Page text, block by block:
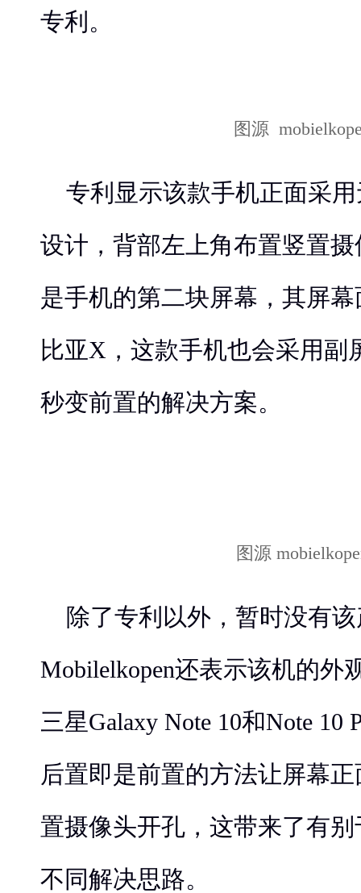
专利。
图源
专利显示该款手机正面采
设计，背部左上角布置竖置
是手机的第二块屏幕，其屏
比亚X，这款手机也会采用副
秒变前置的解决方案。
图源
除了专利以外，暂时没有
Mobilelkopen还表示该机的外
三星Galaxy Note 10和Note 10
后置即是前置的方法让屏幕
置摄像头开孔，这带来了有别
不同解决思路。